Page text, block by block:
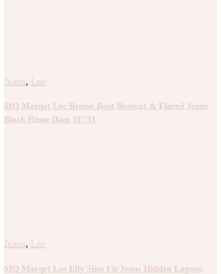
Jeans, Lee
MQ Marqet Lee Breese Boot Bootcut & Flared Jeans
Black Rinse Dam 31″33
Jeans, Lee
MQ Marqet Lee Elly Slim Fit Jeans Hidden Lagoon